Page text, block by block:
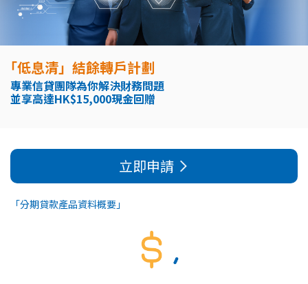
「低息清」結餘轉戶計劃
專業信貸團隊為你解決財務問題
並享高達HK$15,000現金回贈
立即申請
「分期貸款產品資料概要」